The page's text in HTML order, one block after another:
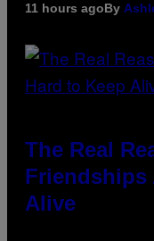
11 hours agoBy
The Real
Friendships
Alive